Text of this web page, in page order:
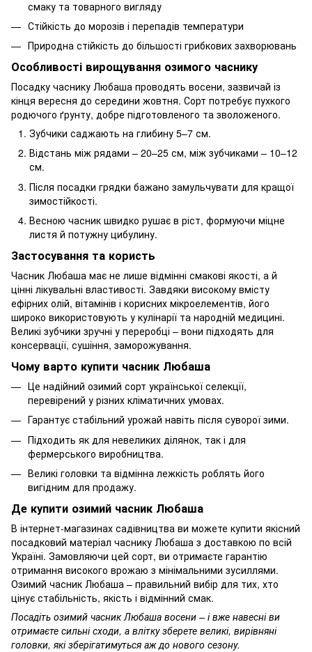
смаку та товарного вигляду
Стійкість до морозів і перепадів температури
Природна стійкість до більшості грибкових захворювань
Особливості вирощування озимого часнику
Посадку часнику Любаша проводять восени, зазвичай із
кінця вересня до середини жовтня. Сорт потребує пухкого
родючого ґрунту, добре підготовленого та зволоженого.
Зубчики саджають на глибину 5–7 см.
Відстань між рядами – 20–25 см, між зубчиками – 10–12
см.
Після посадки грядки бажано замульчувати для кращої
зимостійкості.
Весною часник швидко рушає в ріст, формуючи міцне
листя й потужну цибулину.
Застосування та користь
Часник Любаша має не лише відмінні смакові якості, а й
цінні лікувальні властивості. Завдяки високому вмісту
ефірних олій, вітамінів і корисних мікроелементів, його
широко використовують у кулінарії та народній медицині.
Великі зубчики зручні у переробці – вони підходять для
консервації, сушіння, заморожування.
Чому варто купити часник Любаша
Це надійний озимий сорт української селекції,
перевірений у різних кліматичних умовах.
Гарантує стабільний урожай навіть після суворої зими.
Підходить як для невеликих ділянок, так і для
фермерського виробництва.
Великі головки та відмінна лежкість роблять його
вигідним для продажу.
Де купити озимий часник Любаша
В інтернет-магазинах садівництва ви можете купити якісний
посадковий матеріал часнику Любаша з доставкою по всій
Україні. Замовляючи цей сорт, ви отримаєте гарантію
отримання високого врожаю з мінімальними зусиллями.
Озимий часник Любаша – правильний вибір для тих, хто
цінує стабільність, якість і відмінний смак.
Посадіть озимий часник Любаша восени – і вже навесні ви
отримаєте сильні сходи, а влітку зберете великі, вирівняні
головки, які зберігатимуться аж до нового сезону.